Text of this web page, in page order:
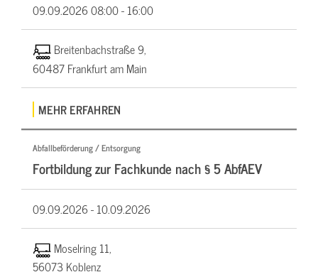
09.09.202608:00 - 16:00
Breitenbachstraße 9,
60487 Frankfurt am Main
MEHR ERFAHREN
Abfallbeförderung / Entsorgung
Fortbildung zur Fachkunde nach § 5 AbfAEV
09.09.2026 -10.09.2026
Moselring 11,
56073 Koblenz